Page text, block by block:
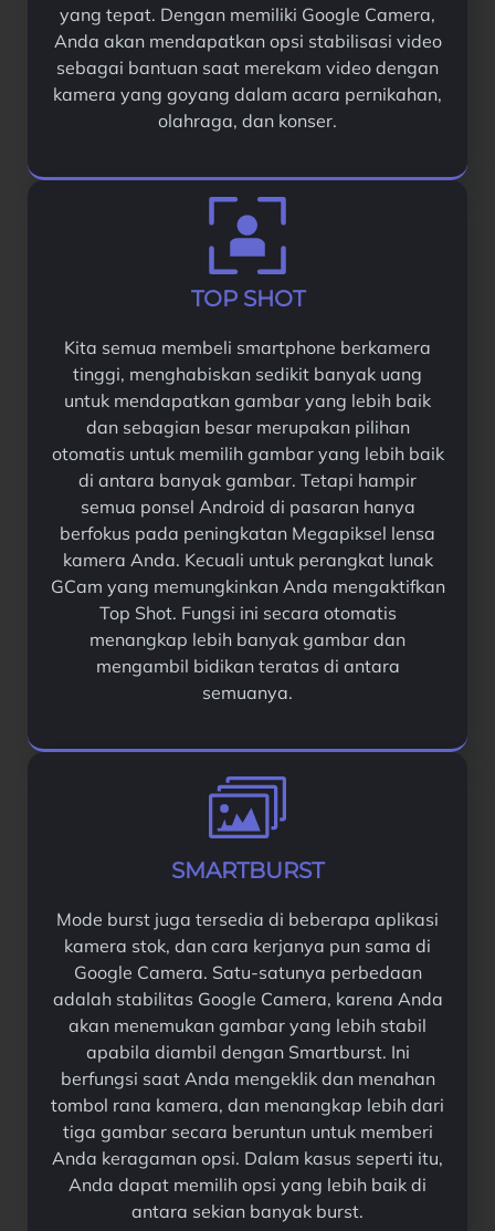
yang tepat. Dengan memiliki Google Camera,
Anda akan mendapatkan opsi stabilisasi video
sebagai bantuan saat merekam video dengan
kamera yang goyang dalam acara pernikahan,
olahraga, dan konser.
TOP SHOT
Kita semua membeli smartphone berkamera
tinggi, menghabiskan sedikit banyak uang
untuk mendapatkan gambar yang lebih baik
dan sebagian besar merupakan pilihan
otomatis untuk memilih gambar yang lebih baik
di antara banyak gambar. Tetapi hampir
semua ponsel Android di pasaran hanya
berfokus pada peningkatan Megapiksel lensa
kamera Anda. Kecuali untuk perangkat lunak
GCam yang memungkinkan Anda mengaktifkan
Top Shot. Fungsi ini secara otomatis
menangkap lebih banyak gambar dan
mengambil bidikan teratas di antara
semuanya.
SMARTBURST
Mode burst juga tersedia di beberapa aplikasi
kamera stok, dan cara kerjanya pun sama di
Google Camera. Satu-satunya perbedaan
adalah stabilitas Google Camera, karena Anda
akan menemukan gambar yang lebih stabil
apabila diambil dengan Smartburst. Ini
berfungsi saat Anda mengeklik dan menahan
tombol rana kamera, dan menangkap lebih dari
tiga gambar secara beruntun untuk memberi
Anda keragaman opsi. Dalam kasus seperti itu,
Anda dapat memilih opsi yang lebih baik di
antara sekian banyak burst.